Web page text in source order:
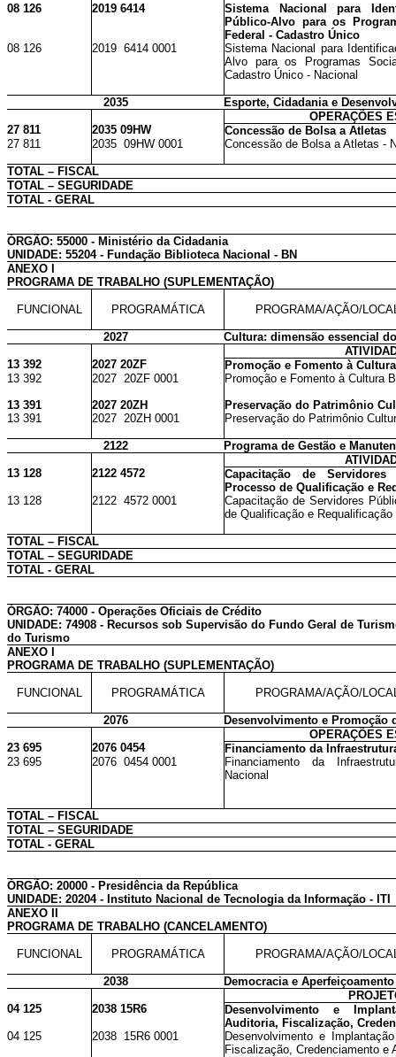
08 126
2019 6414
Sistema Nacional para
Público-Alvo para os
Federal - Cadastro Único
08 126
2019 6414 0001
Sistema Nacional para
Alvo para os Programas
Cadastro Único - Nacional
2035
Esporte, Cidadania e
OPERAÇÕES
27 811
2035 09HW
Concessão de Bolsa a Atletas
27 811
2035 09HW 0001 Concessão de Bolsa a Atletas -
TOTAL – FISCAL
TOTAL – SEGURIDADE
TOTAL - GERAL
ÓRGÃO: 55000 - Ministério da Cidadania
UNIDADE: 55204 - Fundação Biblioteca Nacional - BN
ANEXO I
PROGRAMA DE TRABALHO (SUPLEMENTAÇÃO)
FUNCIONAL PROGRAMÁTICA PROGRAMA/AÇÃO/
2027
Cultura: dimensão essencial
13 392
2027 20ZF
Promoção e Fomento à
13 392
2027 20ZF 0001
Promoção e Fomento à Cultura
13 391
2027 20ZH
Preservação do Patrimônio
13 391
2027 20ZH 0001 Preservação do Patrimônio
2122
Programa de Gestão e
13 128
2122 4572
Capacitação de
Processo de Qualificação e
13 128
2122 4572 0001
Capacitação de Servidores
de Qualificação e Requalificação
TOTAL – FISCAL
TOTAL – SEGURIDADE
TOTAL - GERAL
ÓRGÃO: 74000 - Operações Oficiais de Crédito
UNIDADE: 74908 - Recursos sob Supervisão do Fundo Geral de
do Turismo
ANEXO I
PROGRAMA DE TRABALHO (SUPLEMENTAÇÃO)
FUNCIONAL PROGRAMÁTICA PROGRAMA/AÇÃO/
2076
Desenvolvimento e Promoção
OPERAÇÕES
23 695
2076 0454
Financiamento da
23 695
2076 0454 0001
Financiamento da
Nacional
TOTAL – FISCAL
TOTAL – SEGURIDADE
TOTAL - GERAL
ÓRGÃO: 20000 - Presidência da República
UNIDADE: 20204 - Instituto Nacional de Tecnologia da Informação - ITI
ANEXO II
PROGRAMA DE TRABALHO (CANCELAMENTO)
FUNCIONAL PROGRAMÁTICA PROGRAMA/AÇÃO/
2038
Democracia e
04 125
2038 15R6
Desenvolvimento e
Auditoria, Fiscalização,
04 125
2038 15R6 0001
Desenvolvimento e
Fiscalização, Credenciamento e